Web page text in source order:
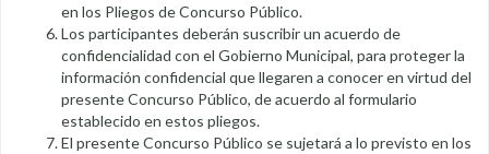
en los Pliegos de Concurso Público.
Los participantes deberán suscribir un acuerdo de
confidencialidad con el Gobierno Municipal, para proteger la
información confidencial que llegaren a conocer en virtud del
presente Concurso Público, de acuerdo al formulario
establecido en estos pliegos.
El presente Concurso Público se sujetará a lo previsto en los